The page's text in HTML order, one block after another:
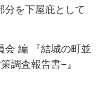
分を下屋庇として
会 編 『結城の町並
調査報告書−』